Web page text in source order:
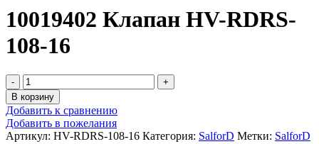
10019402 Клапан HV-RDRS-
108-16
В корзину
Добавить к сравнению
Добавить в пожелания
Артикул: HV-RDRS-108-16 Категория: SalforD Метки: SalforD